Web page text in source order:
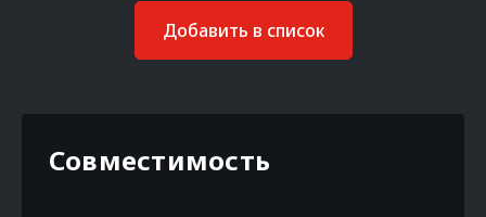
Добавить в список
Совместимость